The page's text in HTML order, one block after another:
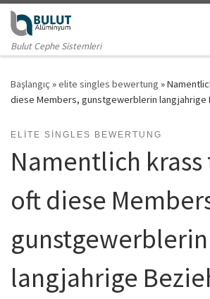
Skip to content
Bulut Cephe Sistemleri
Başlangıç »elite singles bewertung »
diese Members, gunstgewerblerin langjahrige
ELITE SINGLES BEWERTUNG
Namentlich
oft diese
gunstgewerblerin
langjahrige